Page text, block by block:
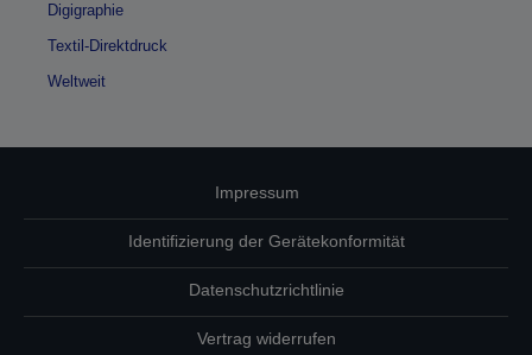
Digigraphie
Textil-Direktdruck
Weltweit
Impressum
Identifizierung der Gerätekonformität
Datenschutzrichtlinie
Vertrag widerrufen